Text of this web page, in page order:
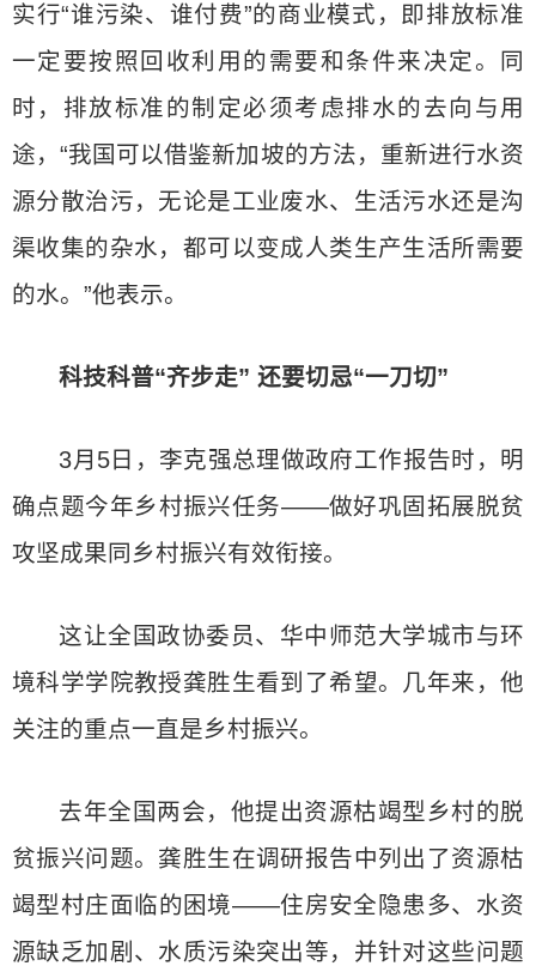
实行“谁污染、谁付费”的商业模式，即排放标准
一定要按照回收利用的需要和条件来决定。同
时，排放标准的制定必须考虑排水的去向与用
途，“我国可以借鉴新加坡的方法，重新进行水资
源分散治污，无论是工业废水、生活污水还是沟
渠收集的杂水，都可以变成人类生产生活所需要
的水。”他表示。
科技科普“齐步走” 还要切忌“一刀切”
3月5日，李克强总理做政府工作报告时，明
确点题今年乡村振兴任务——做好巩固拓展脱贫
攻坚成果同乡村振兴有效衔接。
这让全国政协委员、华中师范大学城市与环
境科学学院教授龚胜生看到了希望。几年来，他
关注的重点一直是乡村振兴。
去年全国两会，他提出资源枯竭型乡村的脱
贫振兴问题。龚胜生在调研报告中列出了资源枯
竭型村庄面临的困境——住房安全隐患多、水资
源缺乏加剧、水质污染突出等，并针对这些问题